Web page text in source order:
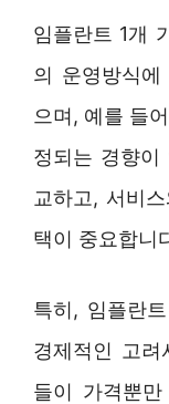
임플란트 1개
의 운영방식
으며, 예를 들
정되는 경향이
교하고, 서비
택이 중요합니
특히, 임플란
경제적인 고
들이 가격뿐